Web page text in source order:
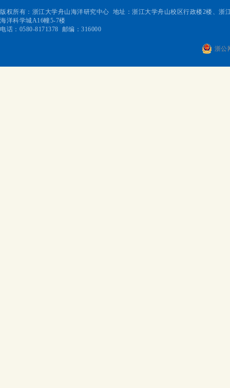
版权所有：浙江大学舟山海洋研究中心 地址：浙江大学舟山校区行政楼2楼、浙
海洋科学城A16幢5-7楼
电话：0580-8171378 邮编：316000
浙公